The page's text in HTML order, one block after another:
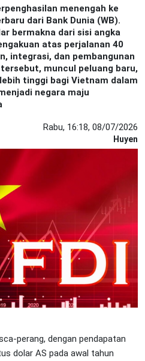
menengah ke
dari Bank Dunia (WB).
bermakna dari sisi angka
atas perjalanan 40
integrasi, dan pembangunan
muncul peluang baru,
tinggi bagi Vietnam dalam
negara maju
Rabu, 16:18, 08/07/2026
Huyen
perang, dengan pendapatan
dolar AS pada awal tahun